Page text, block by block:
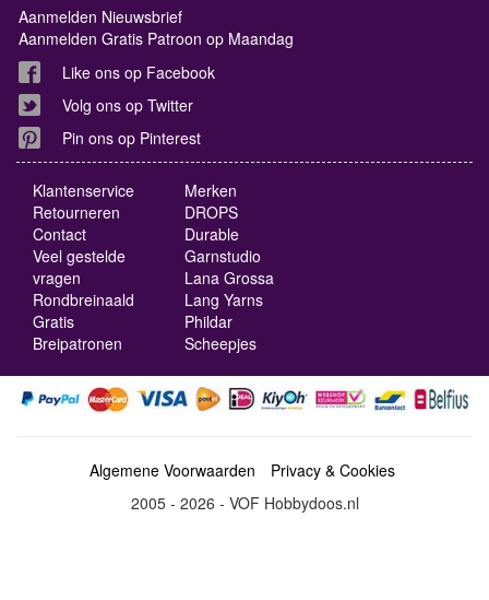
Aanmelden Nieuwsbrief
Aanmelden Gratis Patroon op Maandag
Like ons op Facebook
Volg ons op Twitter
Pin ons op Pinterest
Klantenservice
Retourneren
Contact
Veel gestelde
vragen
Rondbreinaald
Gratis
Breipatronen
Merken
DROPS
Durable
Garnstudio
Lana Grossa
Lang Yarns
Phildar
Scheepjes
Algemene Voorwaarden
Privacy & Cookies
2005 - 2026 - VOF Hobbydoos.nl